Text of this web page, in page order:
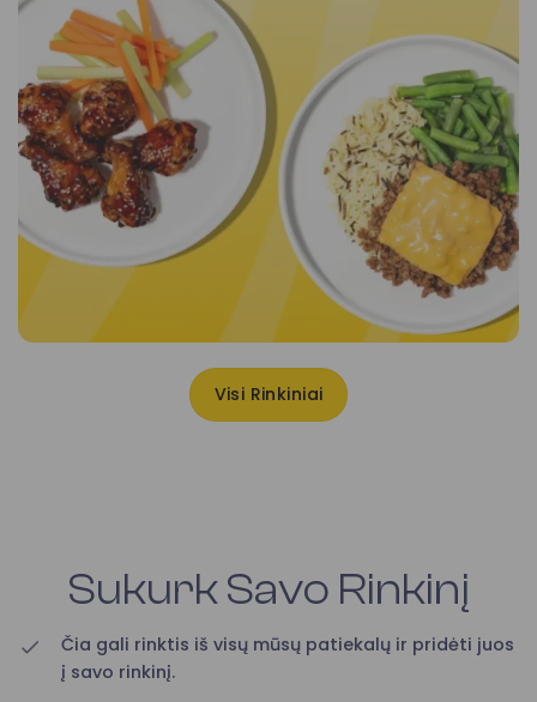
Visi Rinkiniai
Sukurk Savo Rinkinį
Čia gali rinktis iš visų mūsų patiekalų ir pridėti juos
į savo rinkinį.